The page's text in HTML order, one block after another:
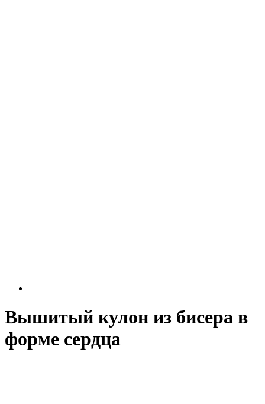
Вышитый кулон из бисера в
форме сердца